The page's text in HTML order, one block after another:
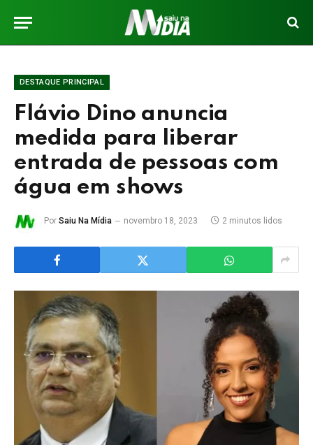
DESTAQUE PRINCIPAL
Flávio Dino anuncia
medida para liberar
entrada de pessoas com
água em shows
Por Saiu Na Mídia novembro 18, 2023 2 minutos lidos